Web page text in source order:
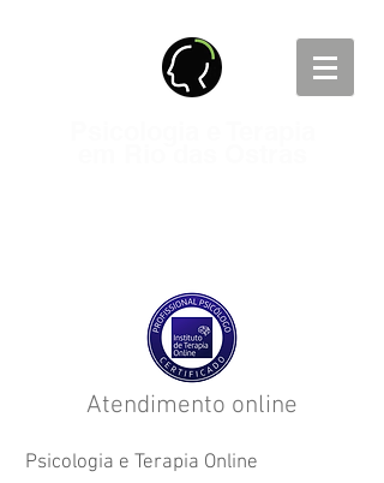
Atendimento online
Psicologia e Terapia Online